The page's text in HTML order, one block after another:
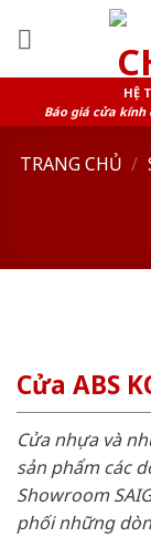
HỆ
Báo giá cửa kính
TRANG CHỦ /
Cửa ABS
Cửa nhựa và
sản phẩm các
Showroom
phối những